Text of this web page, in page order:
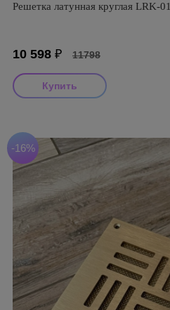
Решетка латунная круглая LRK-01
10 598 ₽ 11798
-16%